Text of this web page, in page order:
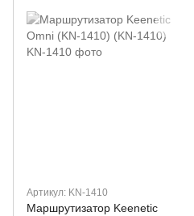
Артикул: KN-1410
Маршрутизатор Keenetic